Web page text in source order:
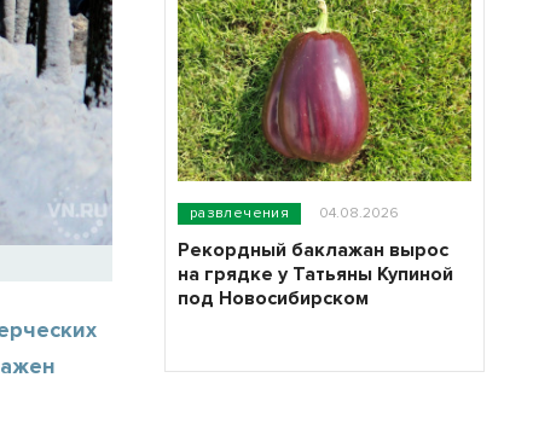
развлечения 04.08.2026
Рекордный баклажан вырос
на грядке у Татьяны Купиной
под Новосибирском